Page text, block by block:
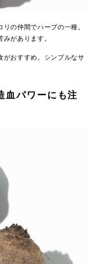
の仲間でハーブの一種。
があります。
がおすすめ。シンプルなサ
血パワーにも注